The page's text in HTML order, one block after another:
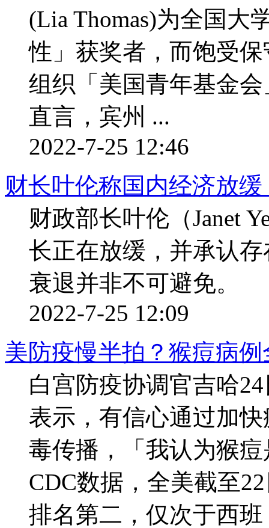
(Lia Thomas)为全国大
性」获奖者，而饱受
组织「美国青年基金会
直言，宾州 ...
2022-7-25 12:46
财长叶伦称国内经济放
财政部长叶伦（Janet
长正在放缓，并承认
衰退并非不可避免。
2022-7-25 12:09
美防疫慢半拍？猴痘病
白宫防疫协调官吉哈
表示，有信心通过加
毒传播，「我认为猴
CDC数据，全美截至
排名第二，仅次于西班